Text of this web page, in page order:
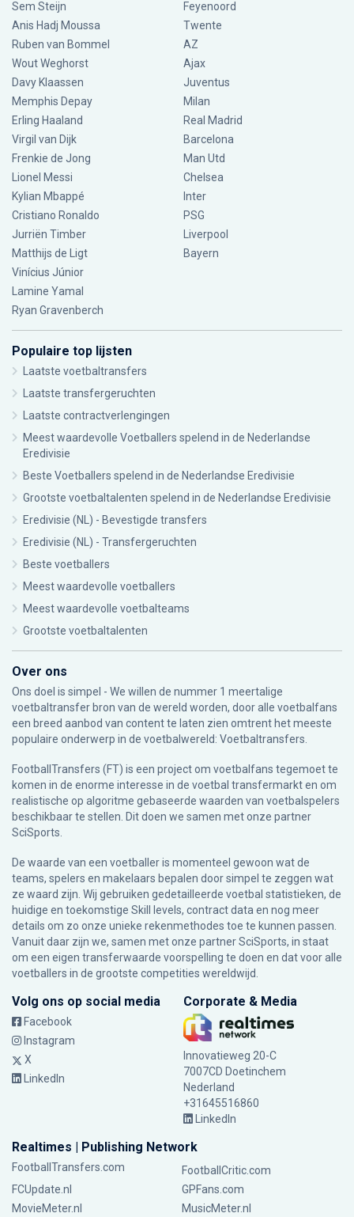
Sem Steijn
Anis Hadj Moussa
Ruben van Bommel
Wout Weghorst
Davy Klaassen
Memphis Depay
Erling Haaland
Virgil van Dijk
Frenkie de Jong
Lionel Messi
Kylian Mbappé
Cristiano Ronaldo
Jurriën Timber
Matthijs de Ligt
Vinícius Júnior
Lamine Yamal
Ryan Gravenberch
Feyenoord
Twente
AZ
Ajax
Juventus
Milan
Real Madrid
Barcelona
Man Utd
Chelsea
Inter
PSG
Liverpool
Bayern
Populaire top lijsten
Laatste voetbaltransfers
Laatste transfergeruchten
Laatste contractverlengingen
Meest waardevolle Voetballers spelend in de Nederlandse
Eredivisie
Beste Voetballers spelend in de Nederlandse Eredivisie
Grootste voetbaltalenten spelend in de Nederlandse Eredivisie
Eredivisie (NL) - Bevestigde transfers
Eredivisie (NL) - Transfergeruchten
Beste voetballers
Meest waardevolle voetballers
Meest waardevolle voetbalteams
Grootste voetbaltalenten
Over ons
Ons doel is simpel - We willen de nummer 1 meertalige
voetbaltransfer bron van de wereld worden, door alle voetbalfans
een breed aanbod van content te laten zien omtrent het meeste
populaire onderwerp in de voetbalwereld: Voetbaltransfers.
FootballTransfers (FT) is een project om voetbalfans tegemoet te
komen in de enorme interesse in de voetbal transfermarkt en om
realistische op algoritme gebaseerde waarden van voetbalspelers
beschikbaar te stellen. Dit doen we samen met onze partner
SciSports
De waarde van een voetballer is momenteel gewoon wat de
teams, spelers en makelaars bepalen door simpel te zeggen wat
ze waard zijn. Wij gebruiken gedetailleerde voetbal statistieken, de
huidige en toekomstige Skill levels, contract data en nog meer
details om zo onze unieke rekenmethodes toe te kunnen passen.
Vanuit daar zijn we, samen met onze partner SciSports, in staat
om een eigen transferwaarde voorspelling te doen en dat voor alle
voetballers in de grootste competities wereldwijd.
Volg ons op social media
Facebook
Instagram
X
LinkedIn
Corporate & Media
Innovatieweg 20-C
7007CD Doetinchem
Nederland
+31645516860
LinkedIn
Realtimes | Publishing Network
FootballTransfers.com
FootballCritic.com
FCUpdate.nl
GPFans.com
MovieMeter.nl
MusicMeter.nl